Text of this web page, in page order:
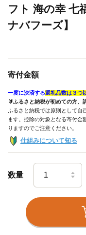
フト 海の幸 七
ナバフーズ】
寄付金額
一度に決済する返礼品数は３つ
🔰ふるさと納税が初めての方、
ふるさと納税では原則として自
ます。控除の対象となる寄付金
りますのでご注意ください。
仕組みについて知る
数量